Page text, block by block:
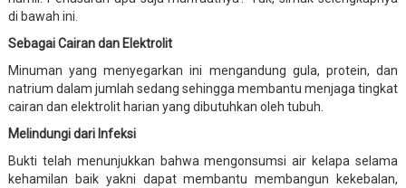
di bawah ini.
Sebagai Cairan dan Elektrolit
Minuman yang menyegarkan ini mengandung gula, protein, dan
natrium dalam jumlah sedang sehingga membantu menjaga tingkat
cairan dan elektrolit harian yang dibutuhkan oleh tubuh.
Melindungi dari Infeksi
Bukti telah menunjukkan bahwa mengonsumsi air kelapa selama
kehamilan baik yakni dapat membantu membangun kekebalan,